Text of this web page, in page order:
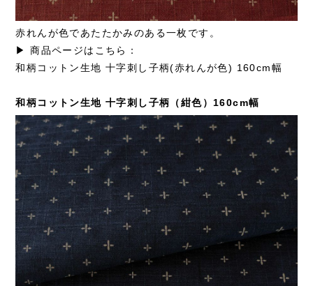
赤れんが色であたたかみのある一枚です。
▶ 商品ページはこちら：
和柄コットン生地 十字刺し子柄(赤れんが色) 160cm幅
和柄コットン生地 十字刺し子柄（紺色）160cm幅